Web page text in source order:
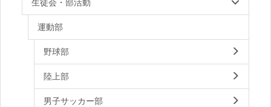
生徒会・部活動
運動部
野球部
陸上部
男子サッカー部